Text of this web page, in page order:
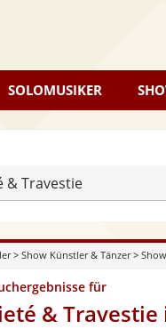
SOLOMUSIKER
& Travestie
> Show Künstler & Tänzer>
für
&